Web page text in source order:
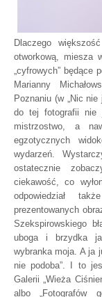
Dlaczego
otworkową, miesza
„cyfrowych” będące
Marianny
Poznaniu (w „Nic
do tej fotografii nie
mistrzostwo, a
egzotycznych
wydarzeń.
ostatecznie
ciekawość, co
odpowiedział
prezentowanych
Szekspirowskiego
uboga i brzydka
wybranka moja. A ja
nie podoba”. I to
Galerii „Wieża
albo „Fotografów